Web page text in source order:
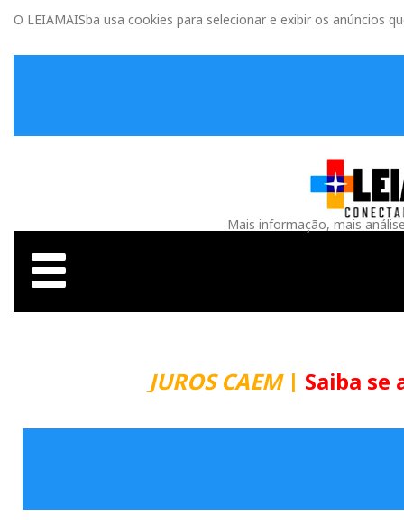
O LEIAMAISba usa cookies para selecionar e exibir os anúncios
Mais informação, mais
JUROS CAEM| Saiba se